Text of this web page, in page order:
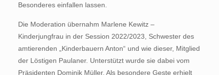
Besonderes einfallen lassen.
Die Moderation übernahm Marlene Kewitz –
Kinderjungfrau in der Session 2022/2023, Schwester des
amtierenden „Kinderbauern Anton“ und wie dieser, Mitglied
der Löstigen Paulaner. Unterstützt wurde sie dabei vom
Präsidenten Dominik Müller. Als besondere Geste erhielt